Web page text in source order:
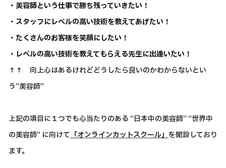
・美容師という仕事で勝ち残っていきたい！
・スタッフにレベルの高い技術を教えてあげたい！
・たくさんのお客様を笑顔にしたい！
・レベルの高い技術を教えてもらえる先生に出逢いたい！
↑↑ 向上心はあるけれどどうしたら良いのかわからないとい
う”美容師”
上記の項目に１つでも心当たりのある “日本中の美容師” “世界中
の美容師” に向けて 「オンラインカットスクール」 を開設しており
ます。